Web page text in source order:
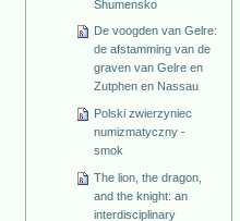
Shumensko
De voogden van Gelre:
de afstamming van de
graven van Gelre en
Zutphen en Nassau
Polski zwierzyniec
numizmatyczny -
smok
The lion, the dragon,
and the knight: an
interdisciplinary